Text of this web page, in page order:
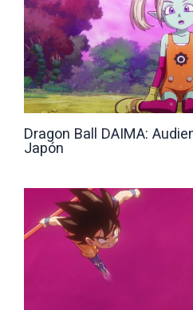
Dragon Ball DAIMA:
Japón